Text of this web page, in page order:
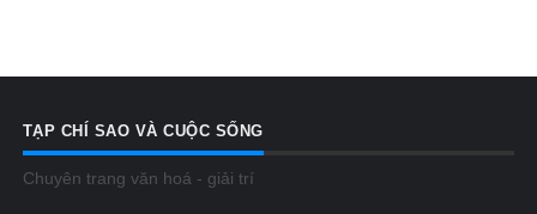
TẠP CHÍ SAO VÀ CUỘC SỐNG
Chuyên trang văn hoá - giải trí